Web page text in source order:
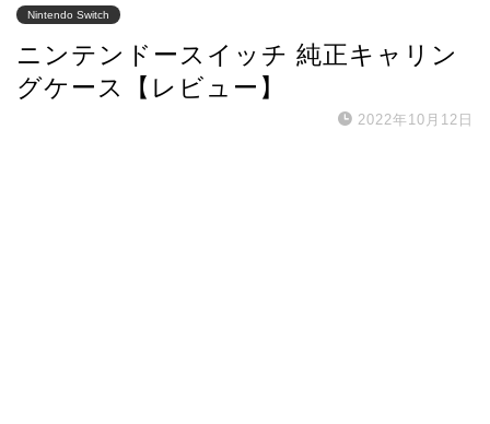
Nintendo Switch
ニンテンドースイッチ 純正キャリン
グケース【レビュー】
2022年10月12日